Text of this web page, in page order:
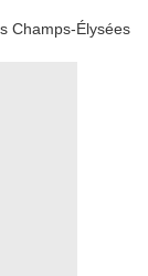
Champs-Élysées